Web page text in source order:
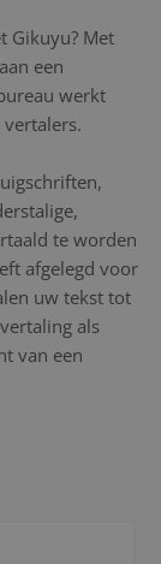
Gikuyu? Met
een
werkt
te worden
afgelegd voor
uw tekst tot
als
van een